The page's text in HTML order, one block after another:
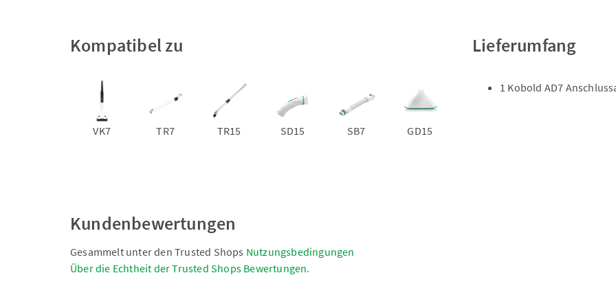
Kompatibel zu
VK7 TR7 TR15 SD15 SB7 GD15
Lieferumfang
1 Kobold AD7
Kundenbewertungen
Gesammelt unter den Trusted Shops Nutzungsbedingungen
Über die Echtheit der Trusted Shops Bewertungen.